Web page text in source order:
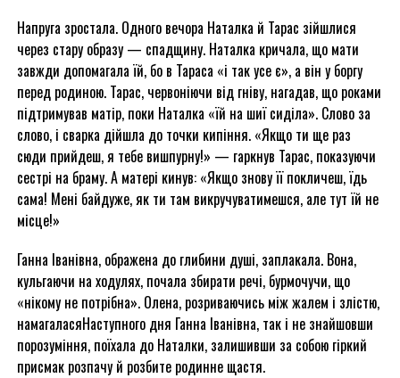
Напруга зростала. Одного вечора Наталка й Тарас зійшлися
через стару образу — спадщину. Наталка кричала, що мати
завжди допомагала їй, бо в Тараса «і так усе є», а він у боргу
перед родиною. Тарас, червоніючи від гніву, нагадав, що роками
підтримував матір, поки Наталка «їй на шиї сиділа». Слово за
слово, і сварка дійшла до точки кипіння. «Якщо ти ще раз
сюди прийдеш, я тебе вишпурну!» — гаркнув Тарас, показуючи
сестрі на браму. А матері кинув: «Якщо знову її покличеш, їдь
сама! Мені байдуже, як ти там викручуватимешся, але тут їй не
місце!»
Ганна Іванівна, ображена до глибини душі, заплакала. Вона,
кульгаючи на ходулях, почала збирати речі, бурмочучи, що
«нікому не потрібна». Олена, розриваючись між жалем і злістю,
намагаласяНаступного дня Ганна Іванівна, так і не знайшовши
порозуміння, поїхала до Наталки, залишивши за собою гіркий
присмак розпачу й розбите родинне щастя.